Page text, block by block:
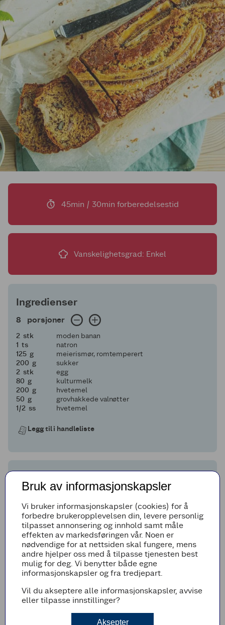
45min / 30min forberedelsestid
Vanskelighetsgrad: Enkel
Ingredienser
8 porsjoner
8 porsjoner
2
2 stk
moden banan
11 ts
natron
125
125 g
meierismør, romtemperert
200
200 g
sukker
2
2 stk
egg
80
80 g
kulturmelk
200
200 g
hvetemel
50
50 g
grovhakkede valnøtter
en halv
1/2 ss hvetemel
Legg til i handleliste
Denne oppskriften gir én kake, laget i en 2
liters brødform.
Forvarm ovnen til 180˚C. Kle brødformen med
bakepapir.
Mos bananene sammen med natron. Sett til
side.
Visp sammen sukker og smør til det er lyst og
luftig.
Pisk egg og kulturmelk godt. Bland sammen
med bananene.
kakerøren er smidig og luftig, helst uten å
Bruk av informasjonskapsler
Vi bruker informasjonskapsler (cookies) for å
forbedre brukeropplevelsen din, levere personlig
tilpasset annonsering og innhold samt måle
effekten av markedsføringen vår. Noen er
nødvendige for at nettsiden skal fungere, mens
andre hjelper oss med å tilpasse tjenesten best
mulig for deg. Vi benytter både egne
informasjonskapsler og fra tredjepart.
Vil du akseptere alle informasjonskapsler, avvise
eller tilpasse innstillinger?
Aksepter